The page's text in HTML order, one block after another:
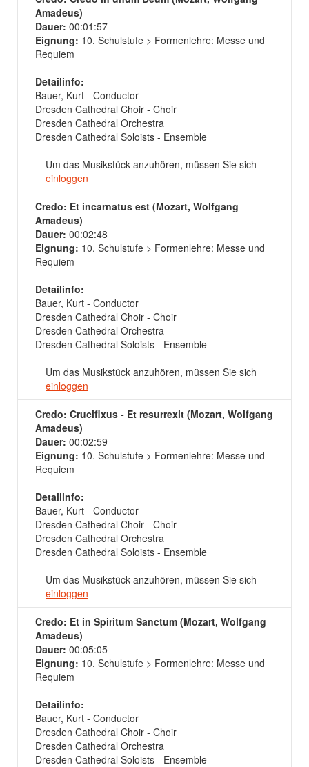
Amadeus)
Dauer: 00:01:57
Eignung: 10. Schulstufe > Formenlehre: Messe und
Requiem
Detailinfo:
Bauer, Kurt - Conductor
Dresden Cathedral Choir - Choir
Dresden Cathedral Orchestra
Dresden Cathedral Soloists - Ensemble
Um das Musikstück anzuhören, müssen Sie sich
einloggen
Credo: Et incarnatus est (Mozart, Wolfgang
Amadeus)
Dauer: 00:02:48
Eignung: 10. Schulstufe > Formenlehre: Messe und
Requiem
Detailinfo:
Bauer, Kurt - Conductor
Dresden Cathedral Choir - Choir
Dresden Cathedral Orchestra
Dresden Cathedral Soloists - Ensemble
Um das Musikstück anzuhören, müssen Sie sich
einloggen
Credo: Crucifixus - Et resurrexit (Mozart, Wolfgang
Amadeus)
Dauer: 00:02:59
Eignung: 10. Schulstufe > Formenlehre: Messe und
Requiem
Detailinfo:
Bauer, Kurt - Conductor
Dresden Cathedral Choir - Choir
Dresden Cathedral Orchestra
Dresden Cathedral Soloists - Ensemble
Um das Musikstück anzuhören, müssen Sie sich
einloggen
Credo: Et in Spiritum Sanctum (Mozart, Wolfgang
Amadeus)
Dauer: 00:05:05
Eignung: 10. Schulstufe > Formenlehre: Messe und
Requiem
Detailinfo:
Bauer, Kurt - Conductor
Dresden Cathedral Choir - Choir
Dresden Cathedral Orchestra
Dresden Cathedral Soloists - Ensemble